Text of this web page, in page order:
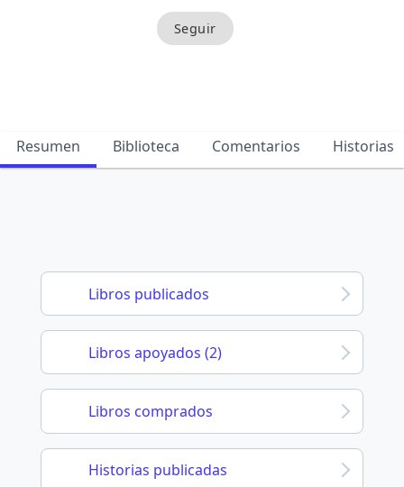
Resumen Biblioteca Comentarios Historias
Libros publicados
Libros apoyados (2)
Libros comprados
Historias publicadas